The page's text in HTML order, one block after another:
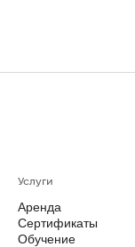
Услуги
Аренда
Сертификаты
Обучение